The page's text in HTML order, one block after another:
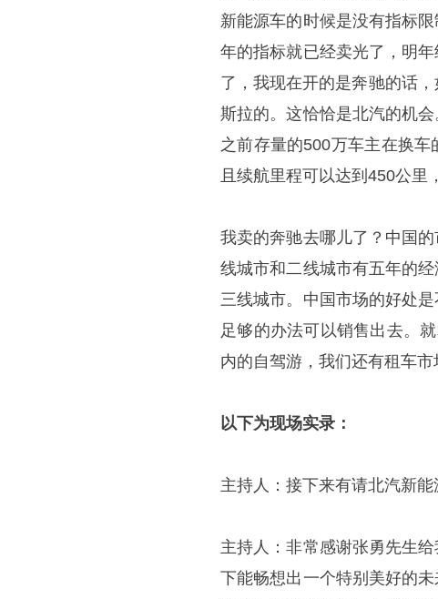
新能源车的时候是没有指标
年的指标就已经卖光了，明
了，我现在开的是奔驰的话
斯拉的。这恰恰是北汽的机
之前存量的500万车主在换
且续航里程可以达到450公里
我卖的奔驰去哪儿了？中国
线城市和二线城市有五年的
三线城市。中国市场的好处
足够的办法可以销售出去。
内的自驾游，我们还有租车市
以下为现场实录：
主持人：接下来有请北汽新
主持人：非常感谢张勇先生
下能畅想出一个特别美好的